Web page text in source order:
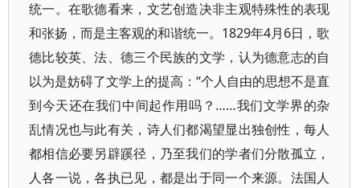
统一。在歌德看来，文艺创造决非主观特殊性的表现
和张扬，而是主客观的和谐统一。1829年4月6日，歌
德比较英、法、德三个民族的文学，认为德意志的自
以为是妨碍了文学上的提高：“个人自由的思想不是直
到今天还在我们中间起作用吗？……我们文学界的杂
乱情况也与此有关，诗人们都渴望显出独创性，每人
都相信必要另辟蹊径，乃至我们的学者们分散孤立，
人各一说，各执已见，都是出于同一个来源。法国人